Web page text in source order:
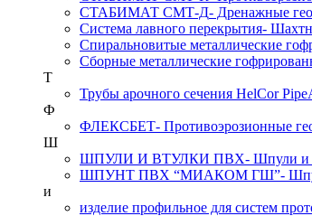
СТАБИМАТ СМТ-Д- Дренажные
Система лавного перекрытия-
Спиральновитые металлические
Сборные металлические
Т
Трубы арочного сечения HelCor
Ф
ФЛЕКСБЕТ- Противоэрозионные
Ш
ШПУЛИ И ВТУЛКИ ПВХ- Шпули и
ШПУНТ ПВХ “МИАКОМ ГШ”-
и
изделие профильное для систем